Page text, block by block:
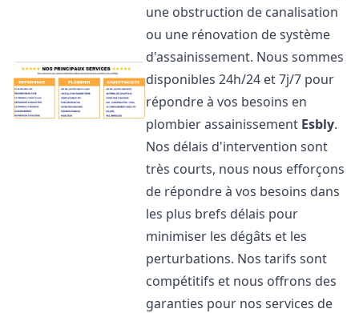
une obstruction de canalisation
ou une rénovation de système
d'assainissement. Nous sommes
disponibles 24h/24 et 7j/7 pour
répondre à vos besoins en
plombier assainissement Esbly.
Nos délais d'intervention sont
très courts, nous nous efforçons
de répondre à vos besoins dans
les plus brefs délais pour
minimiser les dégâts et les
perturbations. Nos tarifs sont
compétitifs et nous offrons des
garanties pour nos services de